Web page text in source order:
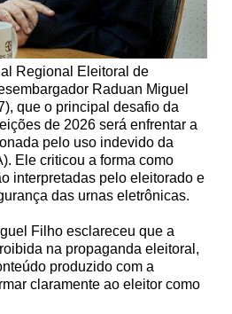
Regional Eleitoral de
Raduan Miguel
que o principal desafio da
de 2026 será enfrentar a
pelo uso indevido da
Ele criticou a forma como
interpretadas pelo eleitorado e
das urnas eletrônicas.
Filho esclareceu que a
na propaganda eleitoral,
produzido com a
claramente ao eleitor como